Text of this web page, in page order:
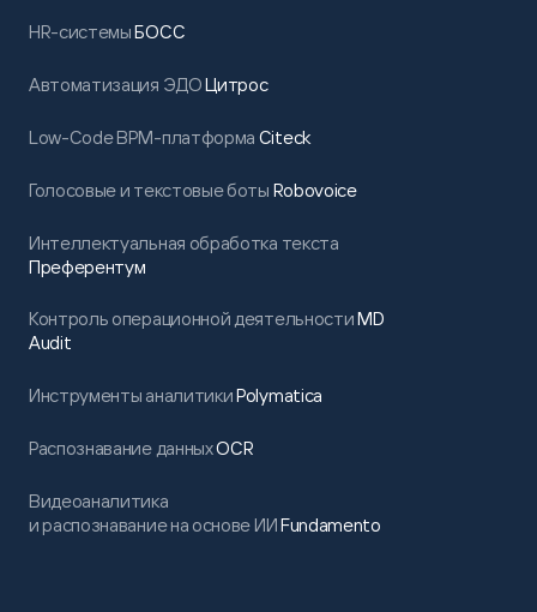
HR-системыБОСС
Автоматизация ЭДОЦитрос
Low-Code BPM-платформа Citeck
Голосовые и текстовые боты Robovoice
Интеллектуальная обработка текста
Преферентум
Контроль операционной деятельностиMD
Audit
Инструменты аналитикиPolymatica
Распознавание данныхOCR
Видеоаналитика
и распознавание на основе ИИFundamento